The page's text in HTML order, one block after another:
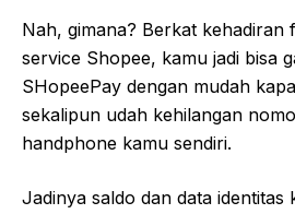
Nah, gimana? Berkat kehadiran
service Shopee, kamu jadi bisa
SHopeePay dengan mudah
sekalipun udah kehilangan
handphone kamu sendiri.
Jadinya saldo dan data identitas